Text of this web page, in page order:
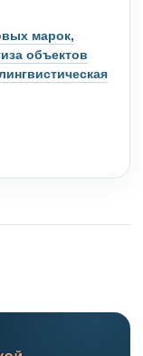
марок,
объектов